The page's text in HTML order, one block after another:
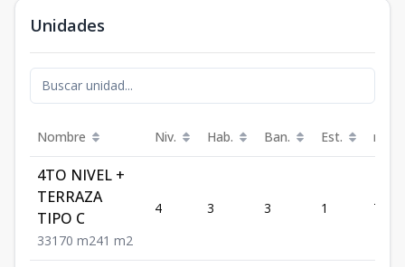
Unidades
Nombre Niv. Hab. Ban. Est. m²
4TO NIVEL +
TERRAZA
TIPO C
331 70 m241 m2
4 3 3 1 70